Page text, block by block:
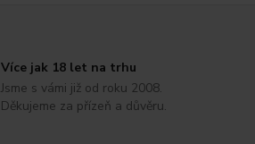
Více jak 18 let na trhu
Jsme s vámi již od roku 2008.
Děkujeme za přízeň a důvěru.